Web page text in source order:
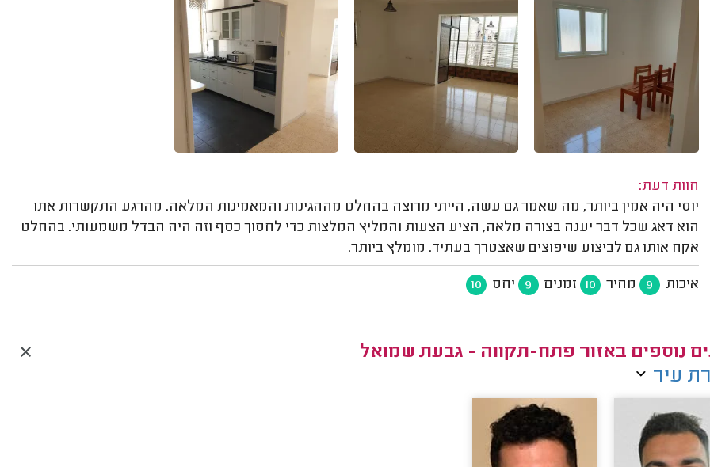
חוות דעת:
יוסי היה אמין ביותר, מה שאמר גם עשה, הייתי מרוצה בהחלט מההגינות והמאמינות המלאה. מהרגע התקשרות אתו
הוא דאג שכל דבר יענה בצורה מלאה, הציע הצעות והמליץ המלצות כדי לחסוך כסף וזה היה הבדל משמעותי. בהחלט
אקח אותו גם לביצוע שיפוצים שאצטרך בעתיד. מומלץ ביותר.
איכות 9 מחיר 10 זמנים 9 יחס 10
נוספים באזור פתח-תקווה - גבעת שמואל
עיר